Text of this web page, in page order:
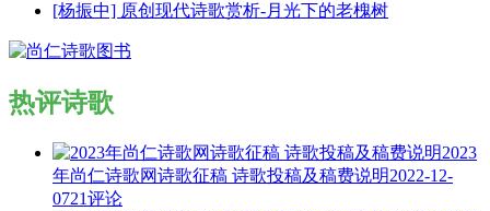
[杨振中] 原创现代诗歌赏析-月光下的老槐树
热评诗歌
2023
年尚仁诗歌网诗歌征稿 诗歌投稿及稿费说明2022-12-
0721评论